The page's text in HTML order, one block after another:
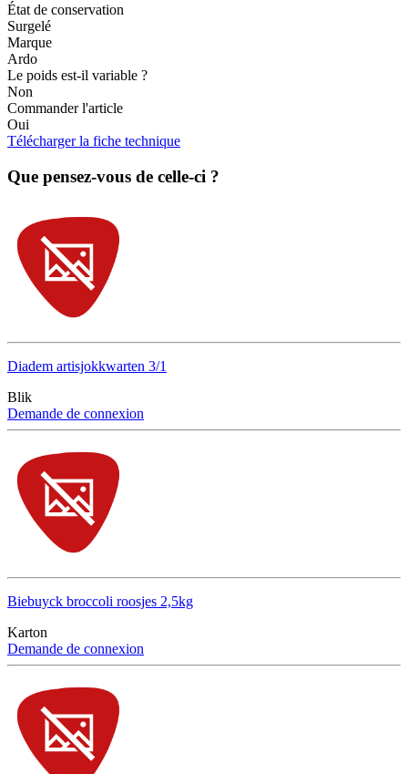
État de conservation
Surgelé
Marque
Ardo
Le poids est-il variable ?
Non
Commander l'article
Oui
Télécharger la fiche technique
Que pensez-vous de celle-ci ?
Diadem artisjokkwarten 3/1
Blik
Demande de connexion
Biebuyck broccoli roosjes 2,5kg
Karton
Demande de connexion